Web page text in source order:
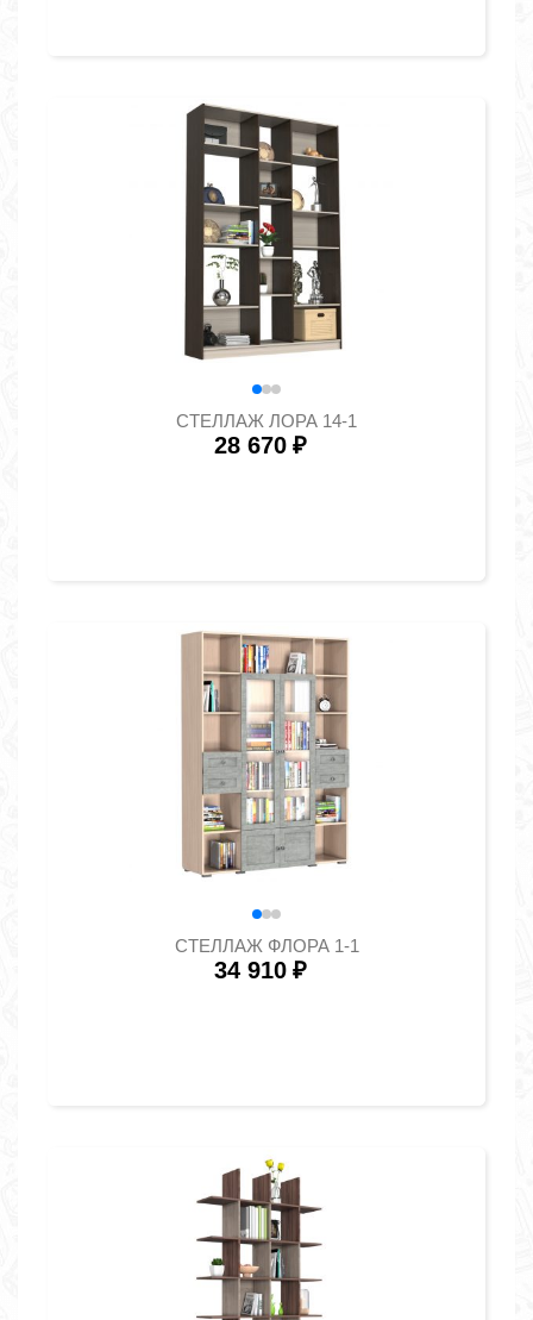
СТЕЛЛАЖ ЛОРА 14-1
28 670 ₽
СТЕЛЛАЖ ФЛОРА 1-1
34 910 ₽